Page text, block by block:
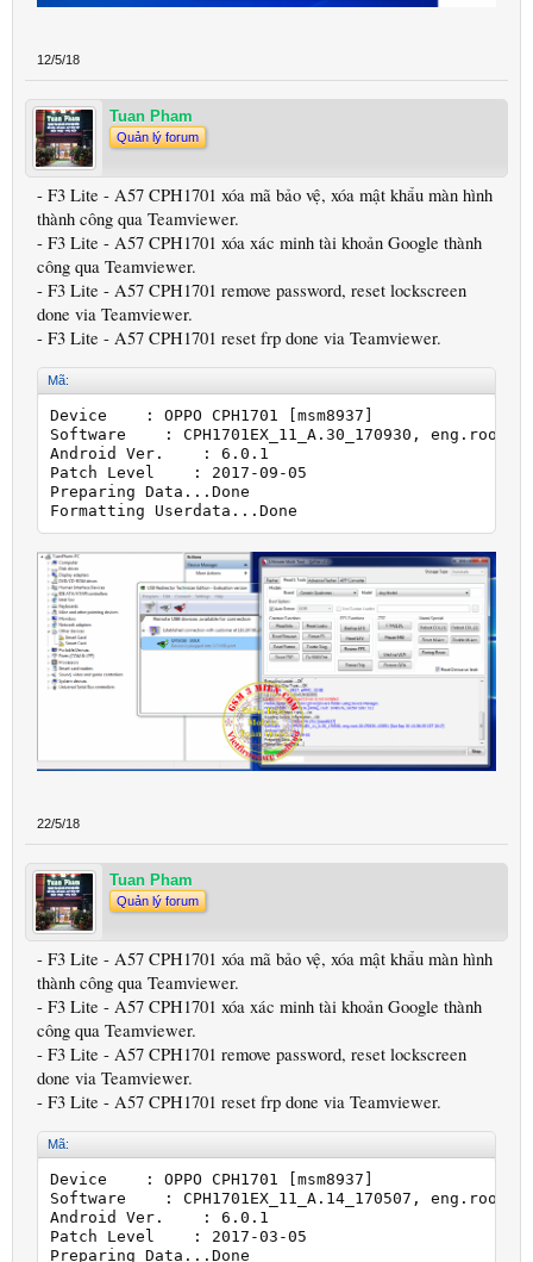
12/5/18
Tuan Pham
Quản lý forum
- F3 Lite - A57 CPH1701 xóa mã bảo vệ, xóa mật khẩu màn hình
thành công qua Teamviewer.
- F3 Lite - A57 CPH1701 xóa xác minh tài khoản Google thành
công qua Teamviewer.
- F3 Lite - A57 CPH1701 remove password, reset lockscreen
done via Teamviewer.
- F3 Lite - A57 CPH1701 reset frp done via Teamviewer.
Mã:
Device    : OPPO CPH1701 [msm8937]
Software    : CPH1701EX_11_A.30_170930,
Android Ver.    : 6.0.1
Patch Level    : 2017-09-05
Preparing Data...Done
22/5/18
Tuan Pham
Quản lý forum
- F3 Lite - A57 CPH1701 xóa mã bảo vệ, xóa mật khẩu màn hình
thành công qua Teamviewer.
- F3 Lite - A57 CPH1701 xóa xác minh tài khoản Google thành
công qua Teamviewer.
- F3 Lite - A57 CPH1701 remove password, reset lockscreen
done via Teamviewer.
- F3 Lite - A57 CPH1701 reset frp done via Teamviewer.
Mã:
Device    : OPPO CPH1701 [msm8937]
Software    : CPH1701EX_11_A.14_170507,
Android Ver.    : 6.0.1
Patch Level    : 2017-03-05
Preparing Data...Done